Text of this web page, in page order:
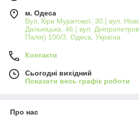
м. Одеса
Вул. Кіри Муратової, 30.| вул.
Дальніцька, 46.| вул.
Палія) 100/3, Одеса, Україна
Контакти
Сьогодні вихідний
Показати весь графік роботи
Про нас